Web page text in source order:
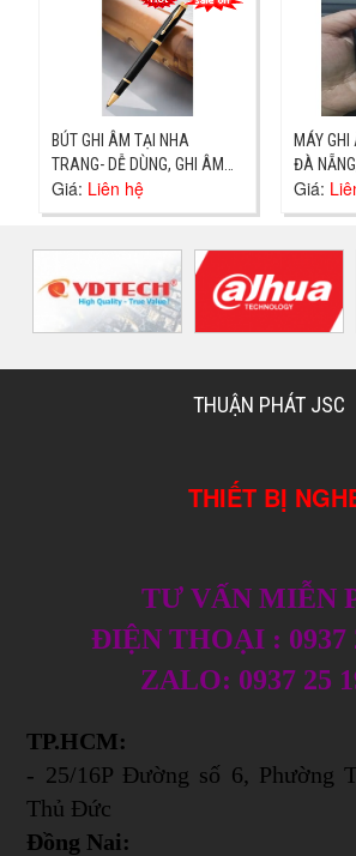
BÚT GHI ÂM TẠI NHA
TRANG- DỄ DÙNG, GHI ÂM
LIÊN TỤC 10 GIỜ- ĐC TRẦN
QÚY CÁP
Giá: Liên hệ
MÁY GHI
ĐÀ
TAY-
Giá:
THUẬN PHÁT JSC
THIẾT BỊ NGHE
TƯ VẤN MIỄN
ĐIỆN THOẠI : 0937
ZALO: 0937 25
TP.HCM:
- 25/16P Đường số 6, Phường
Thủ Đức
Đồng Nai: